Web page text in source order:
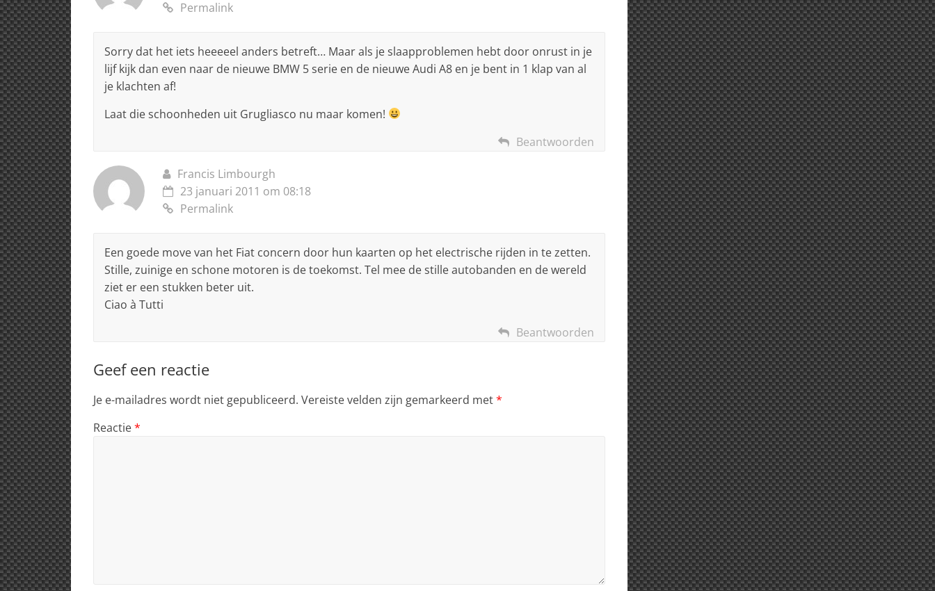
Permalink
Sorry dat het iets heeeeel anders betreft… Maar als je slaapproblemen hebt door onrust in je
lijf kijk dan even naar de nieuwe BMW 5 serie en de nieuwe Audi A8 en je bent in 1 klap van al
je klachten af!
Laat die schoonheden uit Grugliasco nu maar komen!
Beantwoorden
Francis Limbourgh
23 januari 2011 om 08:18
Permalink
Een goede move van het Fiat concern door hun kaarten op het electrische rijden in te zetten.
Stille, zuinige en schone motoren is de toekomst. Tel mee de stille autobanden en de wereld
ziet er een stukken beter uit.
Ciao à Tutti
Beantwoorden
Geef een reactie
Je e-mailadres wordt niet gepubliceerd. Vereiste velden zijn gemarkeerd met*
Reactie*